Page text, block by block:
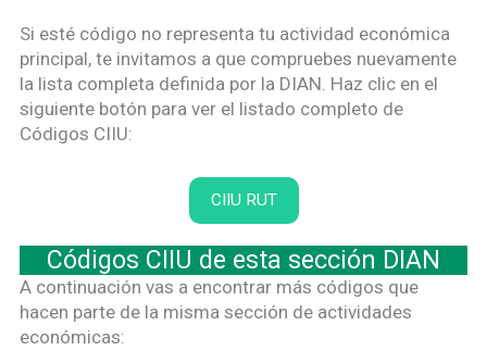
Si esté código no representa tu actividad económica
principal, te invitamos a que compruebes nuevamente
la lista completa definida por la DIAN. Haz clic en el
siguiente botón para ver el listado completo de
Códigos CIIU:
CIIU RUT
Códigos CIIU de esta sección DIAN
A continuación vas a encontrar más códigos que
hacen parte de la misma sección de actividades
económicas: